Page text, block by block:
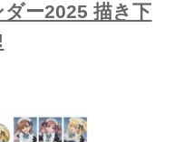
ー2025 描き下